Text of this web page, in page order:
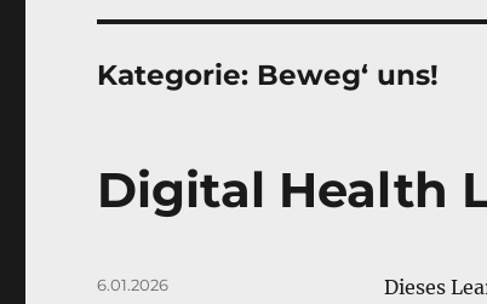
Kategorie: Beweg‘ uns!
Digital Health
Dieses
Veröffentlicht
6.01.2026